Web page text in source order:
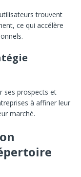
trouvent
ce qui accélère
ses prospects et
à affiner leur
marché.